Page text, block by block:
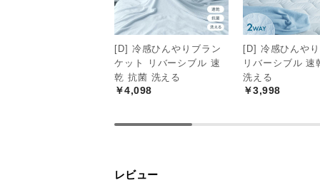
[D] 冷感ひんやりブラン
ケット リバーシブル 速
乾 抗菌 洗える
￥4,098
[D] 冷感ひんや
リバーシブル 速
洗える
￥3,998
レビュー